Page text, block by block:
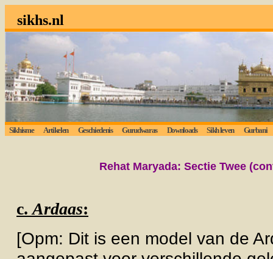
sikhs.nl
Sikhisme Artikelen Geschiedenis Gurudwaras Downloads Sikh leven Gurbani
Rehat Maryada: Sectie Twee
c. Ardaas:
[Opm: Dit is een model van de